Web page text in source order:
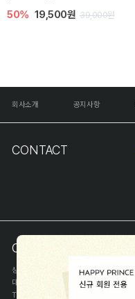
50% 19,500원 39,000원
회사소개 공지사항
CONTACT
COMPANY INFO
상호
(주)해피프린스
대표
이화진
TEL